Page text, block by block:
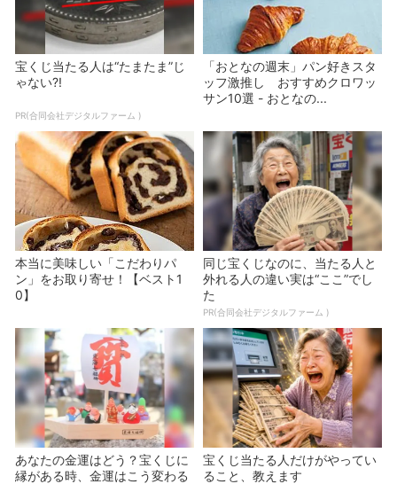
宝くじ当たる人は“たまたま”じ
ゃない?!
PR(合同会社デジタルファーム )
「おとなの週末」パン好きスタ
ッフ激推し おすすめクロワッ
サン10選 - おとなの...
本当に美味しい「こだわりパ
ン」をお取り寄せ！【ベスト1
0】
同じ宝くじなのに、当たる人と
外れる人の違い実は“ここ”でし
た
PR(合同会社デジタルファーム )
あなたの金運はどう？宝くじに
縁がある時、金運はこう変わる
宝くじ当たる人だけがやってい
ること、教えます